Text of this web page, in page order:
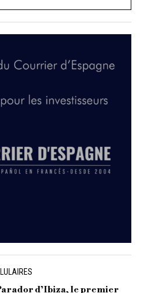
d’Ibiza, le premier